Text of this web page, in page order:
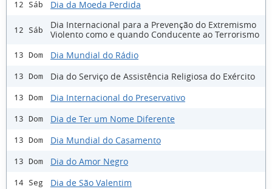
12 Sáb Dia da Moeda Perdida
12 Sáb
Dia Internacional para a Prevenção do Extremismo
Violento como e quando Conducente ao Terrorismo
13 Dom Dia Mundial do Rádio
13 Dom Dia do Serviço de Assistência Religiosa do Exército
13 Dom Dia Internacional do Preservativo
13 Dom Dia de Ter um Nome Diferente
13 Dom Dia Mundial do Casamento
13 Dom Dia do Amor Negro
14 Seg Dia de São Valentim